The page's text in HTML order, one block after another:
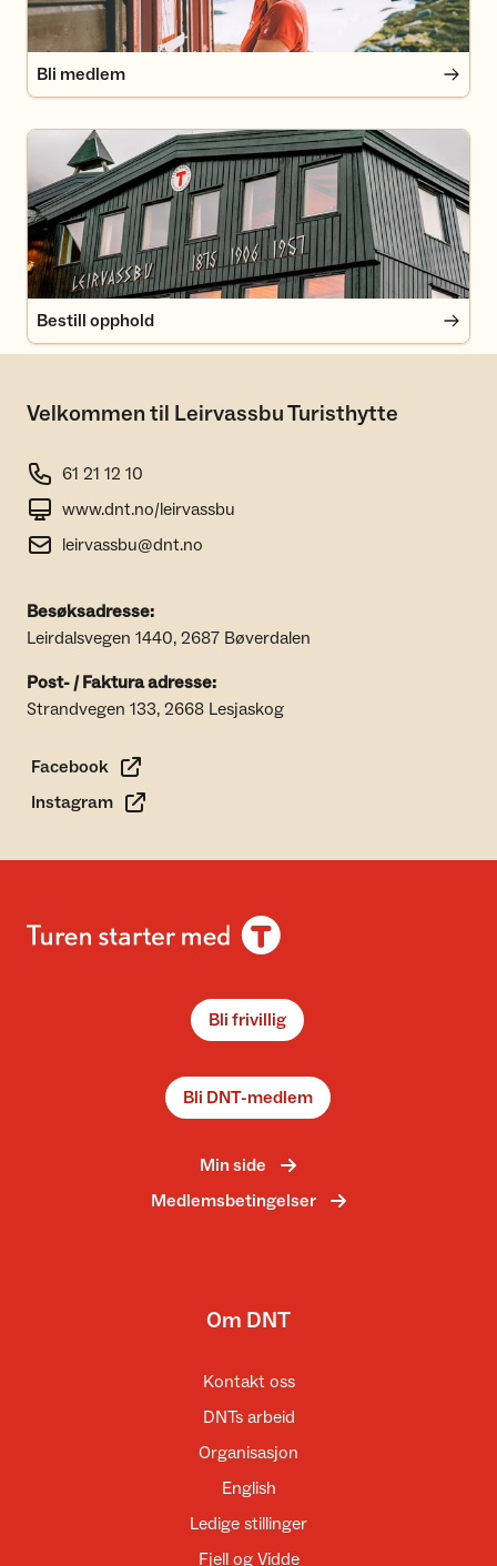
Bli medlem
Bestill opphold
Bestill opphold
Velkommen til Leirvassbu Turisthytte
61 21 12 10
www.dnt.no/leirvassbu
leirvassbu@dnt.no
Besøksadresse:
Leirdalsvegen 1440, 2687 Bøverdalen
Post- / Faktura adresse:
Strandvegen 133, 2668 Lesjaskog
Facebook
Instagram
Bli frivillig
Bli DNT-medlem
Min side
Medlemsbetingelser
Om DNT
Kontakt oss
DNTs arbeid
Organisasjon
English
Ledige stillinger
Fjell og Vidde